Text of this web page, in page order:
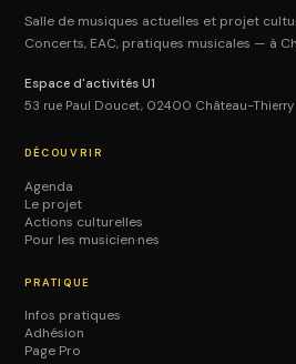
Salle de musiques actuelles et projet
Concerts, EAC, pratiques musicales — à
Espace d'activités U1
53 rue Paul Doucet, 02400 Château-Thierry
DÉCOUVRIR
Agenda
Le projet
Actions culturelles
Pour les musicien·nes
PRATIQUE
Infos pratiques
Adhésion
Page Pro